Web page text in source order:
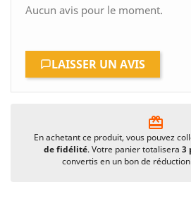
Aucun avis pour le moment.
LAISSER UN AVIS
card_giftcard
En achetant ce produit, vous pouvez
de fidélité. Votre panier totalisera 3
convertis en un bon de